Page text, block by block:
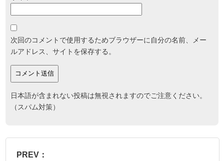
次回のコメントで使用するためブラウザーに自分の名前、メー
ルアドレス、サイトを保存する。
日本語が含まれない投稿は無視されますのでご注意ください。
（スパム対策）
PREV：